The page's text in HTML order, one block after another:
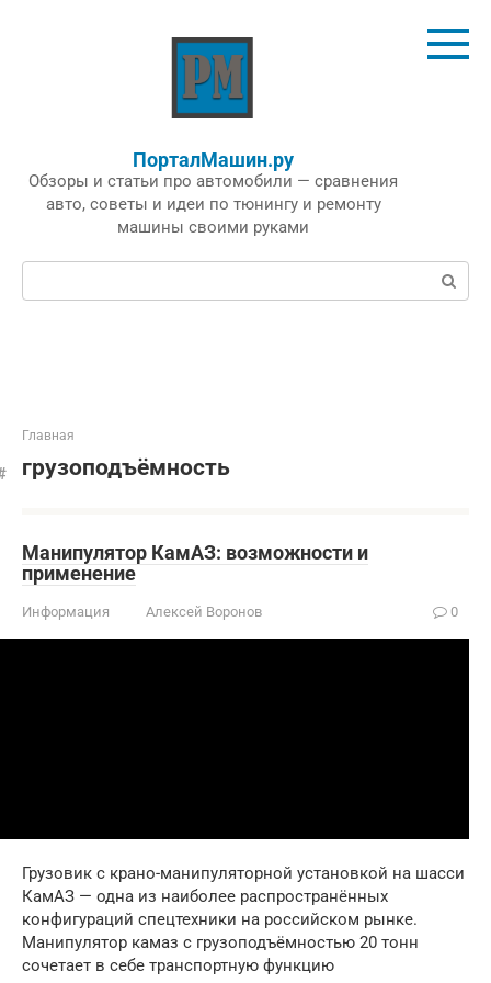
ПорталМашин.ру
Обзоры и статьи про автомобили — сравнения
авто, советы и идеи по тюнингу и ремонту
машины своими руками
Поиск:
Главная
грузоподъёмность
Манипулятор КамАЗ: возможности и
применение
Информация Алексей Воронов 0
Грузовик с крано-манипуляторной установкой на шасси
КамАЗ — одна из наиболее распространённых
конфигураций спецтехники на российском рынке.
Манипулятор камаз с грузоподъёмностью 20 тонн
сочетает в себе транспортную функцию